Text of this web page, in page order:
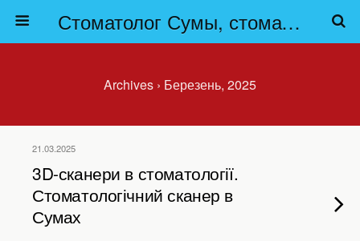
Стоматолог Сумы, стоматологические клиники Сумы, детская стоматология в Сумах. | Частная стоматология Сумы
Archives › Березень, 2025
21.03.2025
3D-сканери в стоматології.
Стоматологічний сканер в
Сумах